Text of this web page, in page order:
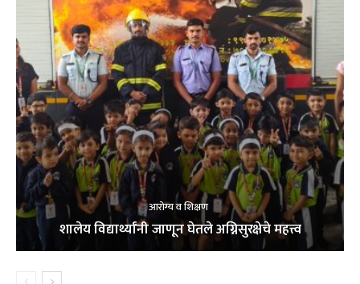
आरोग्य व शिक्षण
शालेय विद्यार्थ्यांनी जाणून घेतले अग्निसुरक्षेचे महत्त्व